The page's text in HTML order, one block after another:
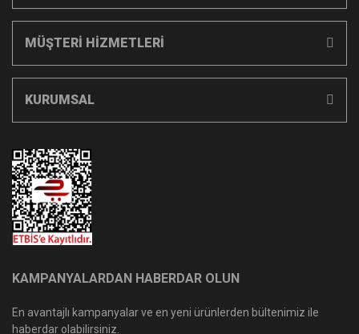
MÜŞTERİ HİZMETLERİ
KURUMSAL
KAMPANYALARDAN HABERDAR OLUN
En avantajlı kampanyalar ve en yeni ürünlerden bültenimiz ile
haberdar olabilirsiniz.